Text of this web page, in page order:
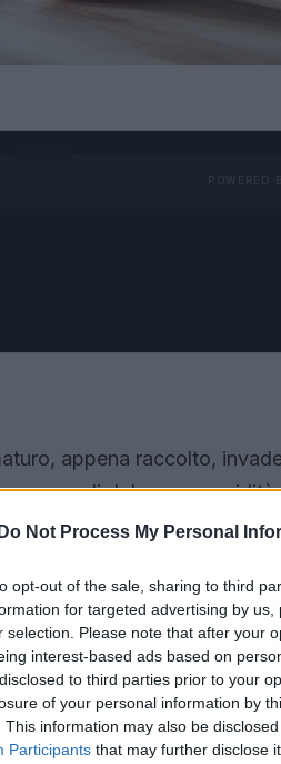
Do Not Process My Personal
opt-out of the sale, sharing to third
for targeted advertising by
selection. Please note that after your
interest-based ads based on
to third parties prior to your
of your personal information by
This information may also be
Participants that may further disclose
appena raccolto,
di dolcezza e
un abbraccio perfetto.Il
del sole e l’acqua che lo